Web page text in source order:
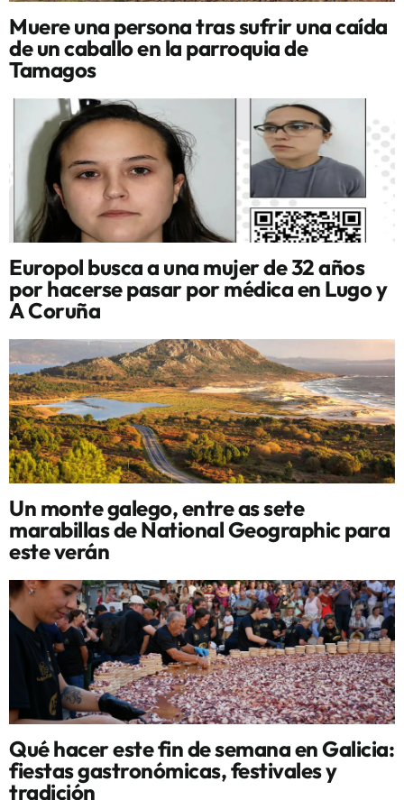
Muere una persona tras sufrir una caída
de un caballo en la parroquia de
Tamagos
Europol busca a una mujer de 32 años
por hacerse pasar por médica en Lugo y
A Coruña
Un monte galego, entre as sete
marabillas de National Geographic para
este verán
Qué hacer este fin de semana en Galicia:
fiestas gastronómicas, festivales y
tradición